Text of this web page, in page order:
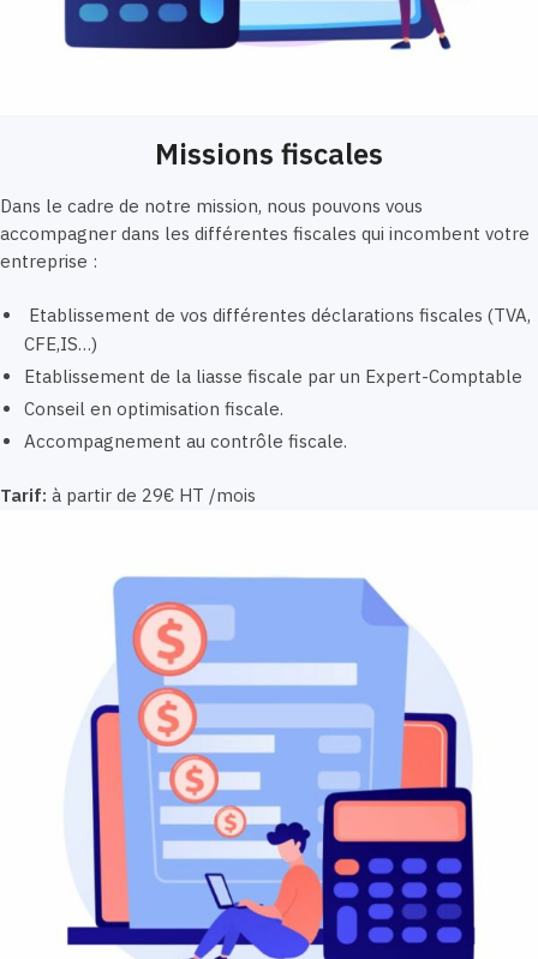
Missions fiscales
Dans le cadre de notre mission, nous pouvons vous
accompagner dans les différentes fiscales qui incombent votre
entreprise :
Etablissement de vos différentes déclarations fiscales (TVA,
CFE,IS…)
Etablissement de la liasse fiscale par un Expert-Comptable
Conseil en optimisation fiscale.
Accompagnement au contrôle fiscale.
Tarif: à partir de 29€ HT /mois